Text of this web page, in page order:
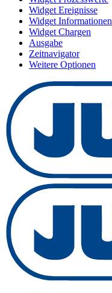
Widget Ereignisse
Widget Informationen
Widget Chargen
Ausgabe
Zeitnavigator
Weitere Optionen